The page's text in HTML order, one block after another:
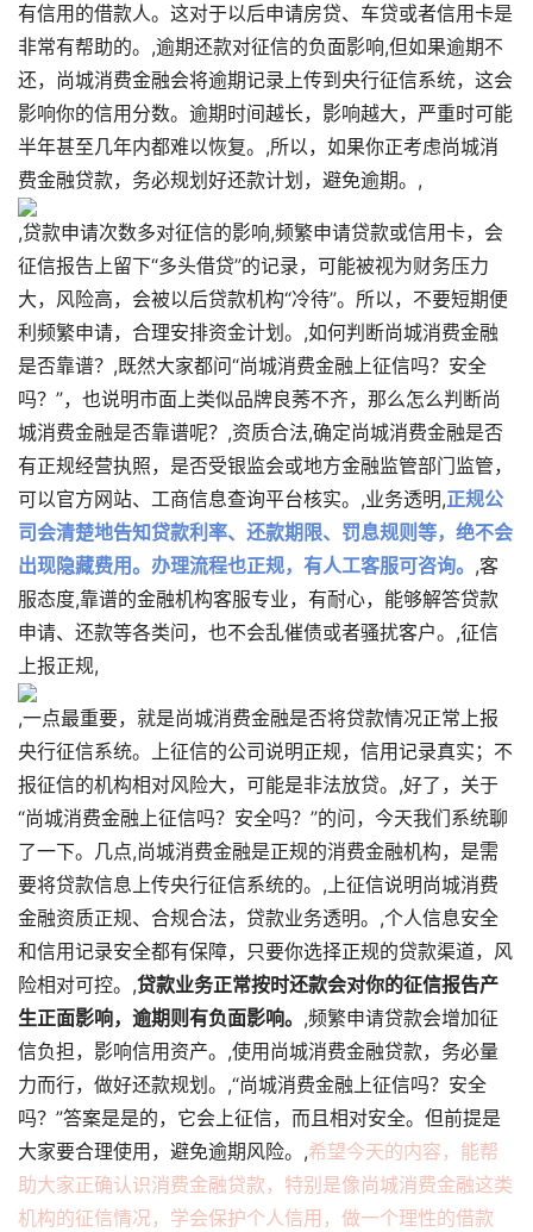
有信用的借款人。这对于以后申请房贷、车贷或者信用卡是
非常有帮助的。,逾期还款对征信的负面影响,但如果逾期不
还，尚城消费金融会将逾期记录上传到央行征信系统，这会
影响你的信用分数。逾期时间越长，影响越大，严重时可能
半年甚至几年内都难以恢复。,所以，如果你正考虑尚城消
费金融贷款，务必规划好还款计划，避免逾期。,
,贷款申请次数多对征信的影响,频繁申请贷款或信用卡，会
征信报告上留下“多头借贷”的记录，可能被视为财务压力
大，风险高，会被以后贷款机构“冷待”。所以，不要短期便
利频繁申请，合理安排资金计划。,如何判断尚城消费金融
是否靠谱？,既然大家都问“尚城消费金融上征信吗？安全
吗？”，也说明市面上类似品牌良莠不齐，那么怎么判断尚
城消费金融是否靠谱呢？,资质合法,确定尚城消费金融是否
有正规经营执照，是否受银监会或地方金融监管部门监管，
可以官方网站、工商信息查询平台核实。,业务透明,正规公
司会清楚地告知贷款利率、还款期限、罚息规则等，绝不会
出现隐藏费用。办理流程也正规，有人工客服可咨询。 ,客
服态度,靠谱的金融机构客服专业，有耐心，能够解答贷款
申请、还款等各类问，也不会乱催债或者骚扰客户。,征信
上报正规,
,一点最重要，就是尚城消费金融是否将贷款情况正常上报
央行征信系统。上征信的公司说明正规，信用记录真实；不
报征信的机构相对风险大，可能是非法放贷。,好了，关于
“尚城消费金融上征信吗？安全吗？”的问，今天我们系统聊
了一下。几点,尚城消费金融是正规的消费金融机构，是需
要将贷款信息上传央行征信系统的。,上征信说明尚城消费
金融资质正规、合规合法，贷款业务透明。,个人信息安全
和信用记录安全都有保障，只要你选择正规的贷款渠道，风
险相对可控。,贷款业务正常按时还款会对你的征信报告产
生正面影响，逾期则有负面影响。 ,频繁申请贷款会增加征
信负担，影响信用资产。,使用尚城消费金融贷款，务必量
力而行，做好还款规划。,“尚城消费金融上征信吗？安全
吗？”答案是是的，它会上征信，而且相对安全。但前提是
大家要合理使用，避免逾期风险。,希望今天的内容，能帮
助大家正确认识消费金融贷款，特别是像尚城消费金融这类
机构的征信情况，学会保护个人信用，做一个理性的借款